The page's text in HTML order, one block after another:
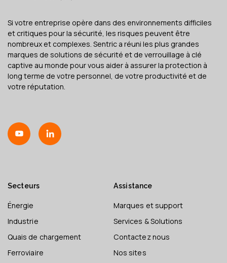
Si votre entreprise opère dans des environnements difficiles
et critiques pour la sécurité, les risques peuvent être
nombreux et complexes. Sentric a réuni les plus grandes
marques de solutions de sécurité et de verrouillage à clé
captive au monde pour vous aider à assurer la protection à
long terme de votre personnel, de votre productivité et de
votre réputation.
Secteurs
Énergie
Industrie
Quais de chargement
Ferroviaire
Assistance
Marques et support
Services & Solutions
Contactez nous
Nos sites